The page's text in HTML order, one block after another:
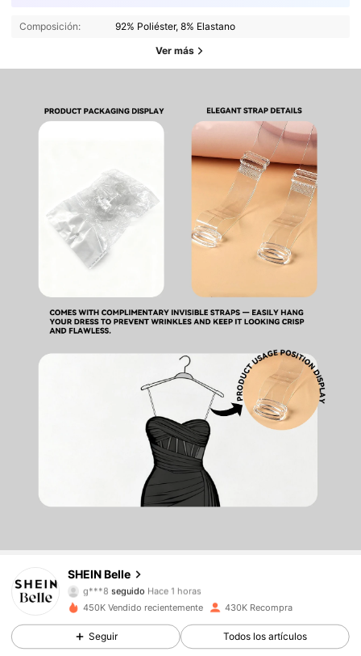
Composición: 92% Poliéster, 8% Elastano
Ver más
SHEIN Belle
469K Seguidores
4.93 469K Seguidores
g***8seguido
4.93
469K Seguidores
4.93 469K Seguidores
450K Vendido recientemente 430K Recompra
Seguir Todos los artículos